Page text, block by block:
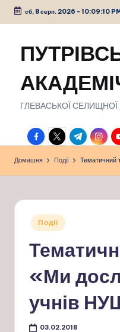
Перейти
сб, 8 серп. 2026 - 10:09:11 PM
ГЛЕВАСЬКОЇ СЕЛИЩНОЇ
facebook.com
twitter.com
t.me
Домашня Події Тематичний
Опубліковано
Події
«Ми
учнів
03.02.2018